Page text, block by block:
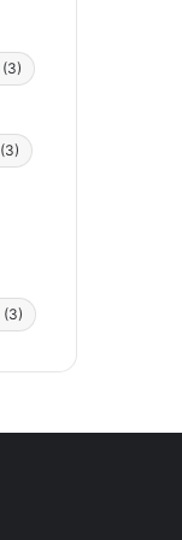
(3)
(3)
(3)